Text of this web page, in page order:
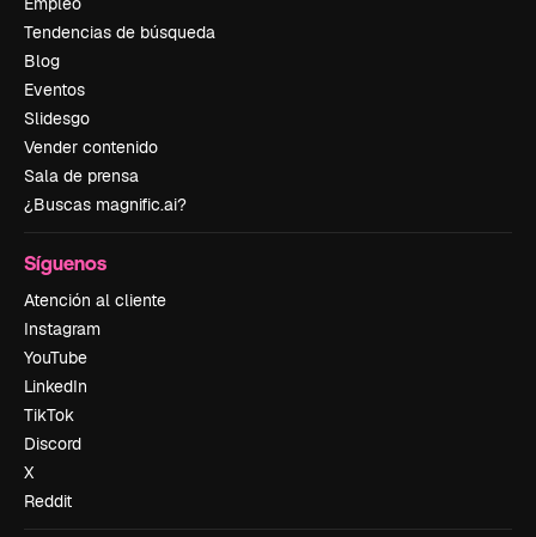
Tendencias de búsqueda
Blog
Eventos
Slidesgo
Vender contenido
Sala de prensa
¿Buscas magnific.ai?
Síguenos
Atención al cliente
Instagram
YouTube
LinkedIn
TikTok
Discord
X
Reddit